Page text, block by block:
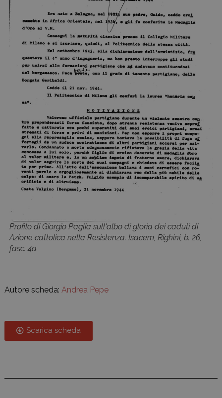
Profilo di Giorgio Paglia sull'albo di gloria dei caduti di
Azione cattolica nella Resistenza. Isacem, Righini, b. 26,
fasc. 4a
Autore scheda: Andrea Pepe
Scarica scheda